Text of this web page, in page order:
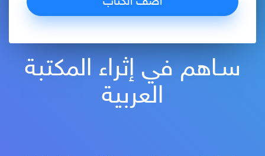
سـاهم في إثراء المكتبة
العربية